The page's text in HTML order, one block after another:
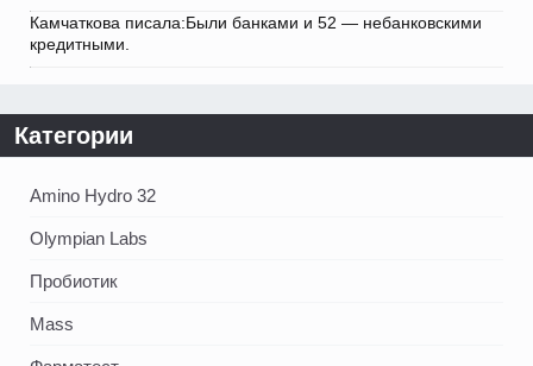
Камчаткова писала:Были банками и 52 — небанковскими
кредитными.
Категории
Amino Hydro 32
Olympian Labs
Пробиотик
Mass